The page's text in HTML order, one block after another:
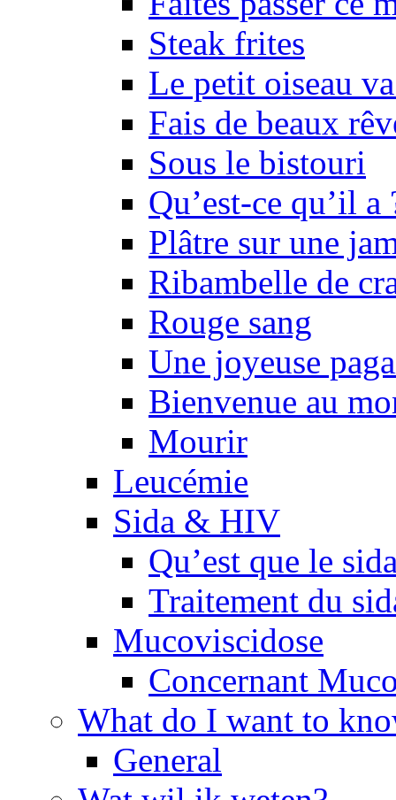
Steak frites
Le petit oiseau
Fais de beaux
Sous le bistouri
Qu’est-ce qu’il a
Plâtre sur une
Ribambelle de
Rouge sang
Une joyeuse
Bienvenue au
Mourir
Leucémie
Sida & HIV
Qu’est que le
Traitement du
Mucoviscidose
Concernant
What do I want to
General